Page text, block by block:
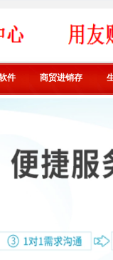
件 商贸进销存